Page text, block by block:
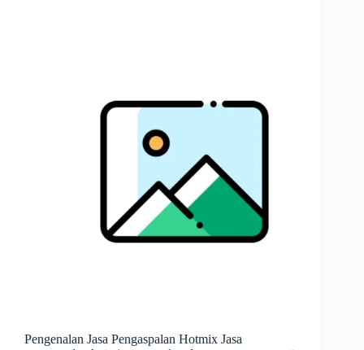
Pengenalan Jasa Pengaspalan Hotmix Jasa